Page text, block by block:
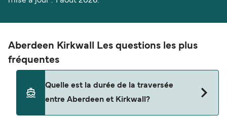
Aberdeen Kirkwall Les questions les plus
fréquentes
Quelle est la durée de la traversée
entre Aberdeen et Kirkwall?